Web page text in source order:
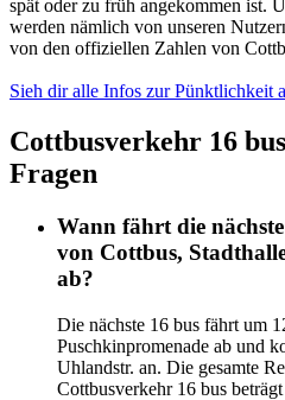
spät oder zu früh angekommen ist.
werden nämlich von unseren
von den offiziellen Zahlen von
Sieh dir alle Infos zur Pünktlichkeit
Cottbusverkehr 16
Fragen
Wann fährt die
von Cottbus,
ab?
Die nächste 16 bus fährt um
Puschkinpromenade ab und
Uhlandstr. an. Die gesamte
Cottbusverkehr 16 bus